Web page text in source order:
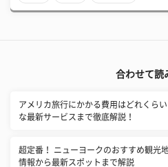
合わせて読
アメリカ旅行にかかる費用はどれくら
な最新サービスまで徹底解説！
超定番！ ニューヨークのおすすめ観光
情報から最新スポットまで解説